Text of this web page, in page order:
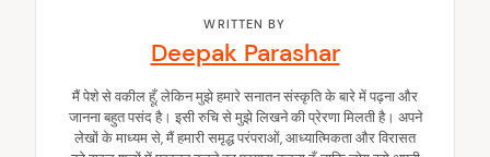
WRITTEN BY
Deepak Parashar
मैं पेशे से वकील हूँ, लेकिन मुझे हमारे सनातन संस्कृति के बारे में पढ़ना और
जानना बहुत पसंद है। इसी रुचि से मुझे लिखने की प्रेरणा मिलती है। अपने
लेखों के माध्यम से, मैं हमारी समृद्ध परंपराओं, आध्यात्मिकता और विरासत